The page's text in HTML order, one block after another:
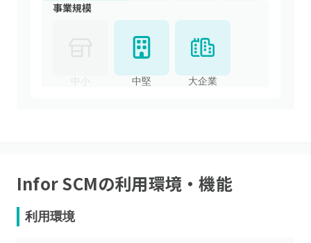
事業規模
中堅 大企業
Infor SCMの利用環境・機能
利用環境